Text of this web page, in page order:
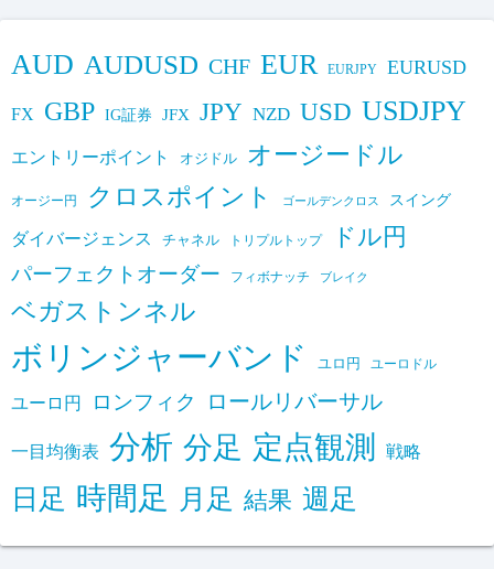
AUD AUDUSD CHF EUR EURJPY EURUSD
FX GBP IG証券 JFX JPY NZD USD USDJPY
エントリーポイント オジドル オージードル
オージー円 クロスポイント ゴールデンクロス スイング
ダイバージェンス チャネル トリプルトップ ドル円
パーフェクトオーダー フィボナッチ ブレイク
ベガストンネル
ボリンジャーバンド ユロ円 ユーロドル
ユーロ円 ロンフィク ロールリバーサル
一目均衡表 分析 分足 定点観測 戦略
日足 時間足 月足 結果 週足